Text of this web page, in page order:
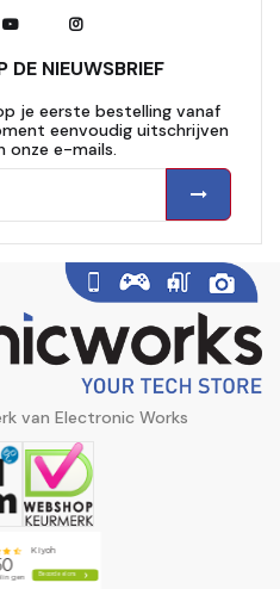
DE NIEUWSBRIEF
je eerste bestelling vanaf
eenvoudig uitschrijven
onze e-mails.
van Electronic Works